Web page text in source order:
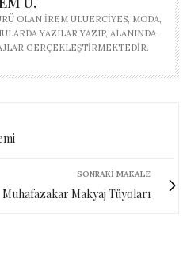
OLAN İREM ULUERCIYES, MODA,
YAZILAR YAZIP, ALANINDA
GERÇEKLEŞTIRMEKTEDIR.
SONRAKI MAKALE
Muhafazakar Makyaj Tüyoları